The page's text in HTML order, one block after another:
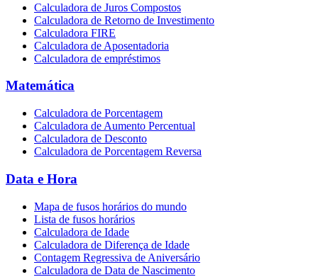
Calculadora de Juros Compostos
Calculadora de Retorno de Investimento
Calculadora FIRE
Calculadora de Aposentadoria
Calculadora de empréstimos
Matemática
Calculadora de Porcentagem
Calculadora de Aumento Percentual
Calculadora de Desconto
Calculadora de Porcentagem Reversa
Data e Hora
Mapa de fusos horários do mundo
Lista de fusos horários
Calculadora de Idade
Calculadora de Diferença de Idade
Contagem Regressiva de Aniversário
Calculadora de Data de Nascimento